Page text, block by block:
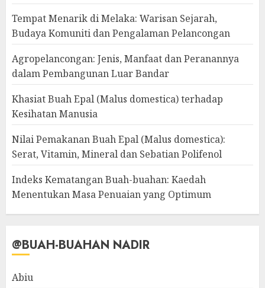
Tempat Menarik di Melaka: Warisan Sejarah,
Budaya Komuniti dan Pengalaman Pelancongan
Agropelancongan: Jenis, Manfaat dan Peranannya
dalam Pembangunan Luar Bandar
Khasiat Buah Epal (Malus domestica) terhadap
Kesihatan Manusia
Nilai Pemakanan Buah Epal (Malus domestica):
Serat, Vitamin, Mineral dan Sebatian Polifenol
Indeks Kematangan Buah-buahan: Kaedah
Menentukan Masa Penuaian yang Optimum
@BUAH-BUAHAN NADIR
Abiu